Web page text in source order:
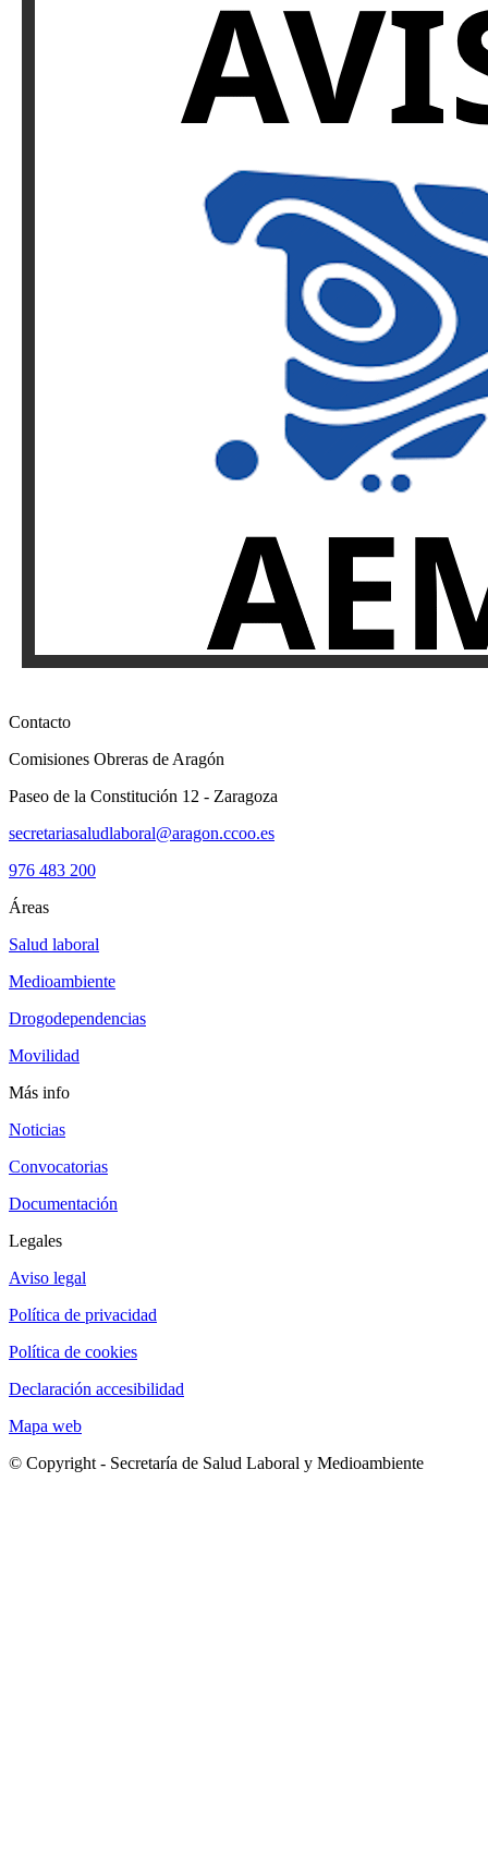
Contacto
Comisiones Obreras de Aragón
Paseo de la Constitución 12 - Zaragoza
secretariasaludlaboral@aragon.ccoo.es
976 483 200
Áreas
Salud laboral
Medioambiente
Drogodependencias
Movilidad
Más info
Noticias
Convocatorias
Documentación
Legales
Aviso legal
Política de privacidad
Política de cookies
Declaración accesibilidad
Mapa web
© Copyright - Secretaría de Salud Laboral y Medioambiente